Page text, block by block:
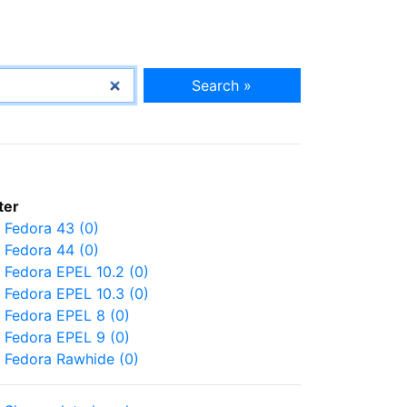
Search »
Fedora 43 (0)
Fedora 44 (0)
Fedora EPEL 10.2 (0)
Fedora EPEL 10.3 (0)
Fedora EPEL 8 (0)
Fedora EPEL 9 (0)
Fedora Rawhide (0)